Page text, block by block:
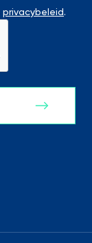
privacybeleid .